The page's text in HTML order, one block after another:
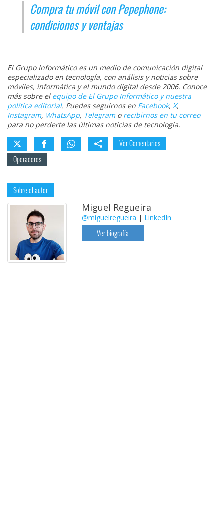
Compra tu móvil con Pepephone:
condiciones y ventajas
El Grupo Informático es un medio de comunicación digital
especializado en tecnología, con análisis y noticias sobre
móviles, informática y el mundo digital desde 2006. Conoce
más sobre el equipo de El Grupo Informático y nuestra
política editorial. Puedes seguirnos en Facebook, X,
Instagram, WhatsApp, Telegramo recibirnos en tu correo
para no perderte las últimas noticias de tecnología.
Ver Comentarios
Operadores
Sobre el autor
Miguel Regueira
@miguelregueira | LinkedIn
Ver biografía